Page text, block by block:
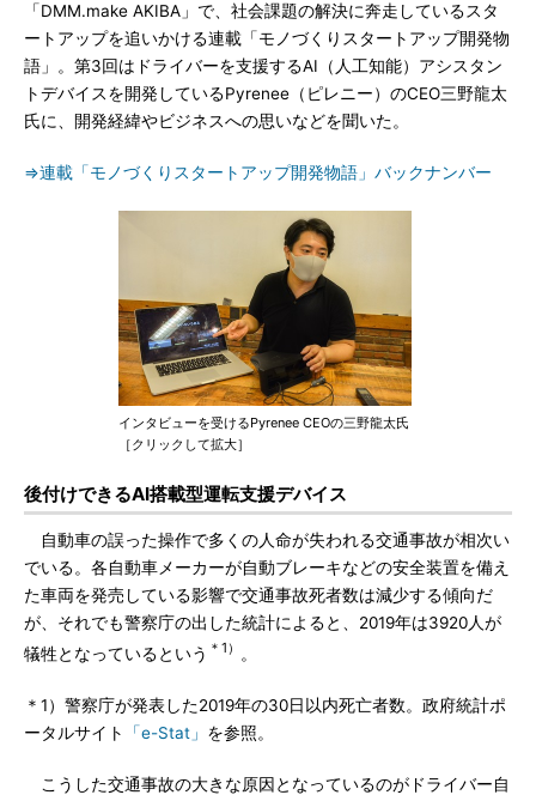
「DMM.make AKIBA」で、社会課題の解決に奔走しているスタ
ートアップを追いかける連載「モノづくりスタートアップ開発物
語」。第3回はドライバーを支援するAI（人工知能）アシスタン
トデバイスを開発しているPyrenee（ピレニー）のCEO三野龍太
氏に、開発経緯やビジネスへの思いなどを聞いた。
⇒連載「モノづくりスタートアップ開発物語」バックナンバー
インタビューを受けるPyrenee CEOの三野龍太氏
［クリックして拡大］
後付けできるAI搭載型運転支援デバイス
自動車の誤った操作で多くの人命が失われる交通事故が相次い
でいる。各自動車メーカーが自動ブレーキなどの安全装置を備え
た車両を発売している影響で交通事故死者数は減少する傾向だ
が、それでも警察庁の出した統計によると、2019年は3920人が
犠牲となっているという ＊1） 。
＊1）警察庁が発表した2019年の30日以内死亡者数。政府統計ポ
ータルサイト
「e-Stat」 を参照。
こうした交通事故の大きな原因となっているのがドライバー自